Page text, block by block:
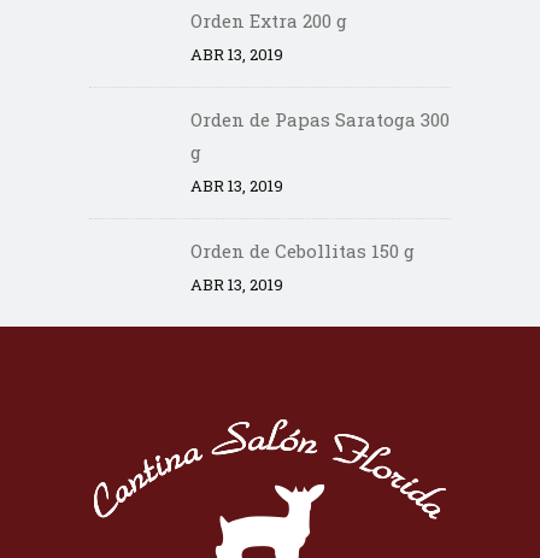
Orden Extra 200 g
ABR 13, 2019
Orden de Papas Saratoga 300
g
ABR 13, 2019
Orden de Cebollitas 150 g
ABR 13, 2019